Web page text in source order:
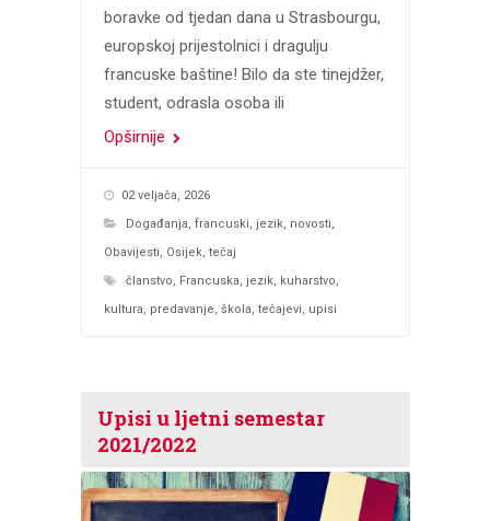
boravke od tjedan dana u Strasbourgu,
europskoj prijestolnici i dragulju
francuske baštine! Bilo da ste tinejdžer,
student, odrasla osoba ili
Opširnije
02 veljača, 2026
Događanja francuski jezik, novosti
Obavijesti
Osijek, tečaj
članstvo
Francuska jezik, kuharstvo
kultura
predavanje škola tečajevi upisi
Upisi u ljetni semestar
2021/2022